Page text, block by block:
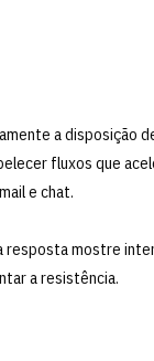
a disposição
fluxos que
e chat.
resposta mostre
a resistência.